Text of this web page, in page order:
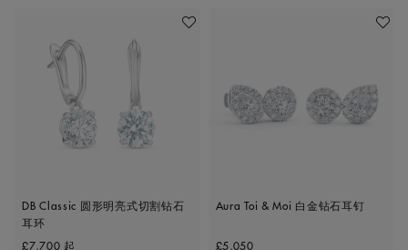
收藏作品
DB Classic 圆形明亮式切割钻石
耳环
Original price
£7,700 起
收藏作
Aura Toi & Moi 白金钻石耳钉
Original price
£5,050